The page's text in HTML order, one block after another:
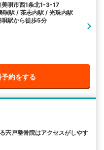
美唄市西1条北1-3-17
唄駅 / 茶志内駅 / 光珠内駅
唄駅から徒歩5分
約をする
宍戸整骨院はアクセスがしやす